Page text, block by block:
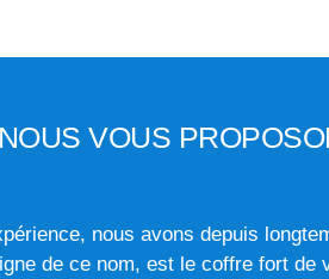
VOUS
nous avons depuis
de ce nom, est le coffre fort de